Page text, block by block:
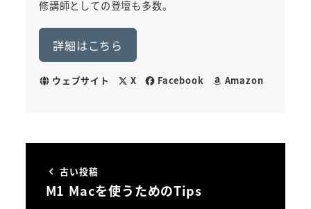
修講師としての登壇も多数。
詳細はこちら
ウェブサイト X Facebook Amazon
古い投稿
M1 Macを使うためのTips